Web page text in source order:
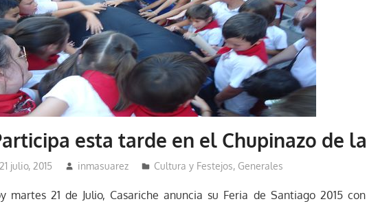
esta tarde en el Chupinazo de
21 julio, 2015 inmasuarez Cultura y Festejos, Generales
martes 21 de Julio, Casariche anuncia su Feria de Santiago 2015